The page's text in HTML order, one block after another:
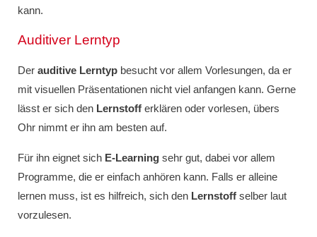
kann.
Auditiver Lerntyp
Der auditive Lerntyp besucht vor allem Vorlesungen, da er
mit visuellen Präsentationen nicht viel anfangen kann. Gerne
lässt er sich den Lernstoff erklären oder vorlesen, übers
Ohr nimmt er ihn am besten auf.
Für ihn eignet sich E-Learning sehr gut, dabei vor allem
Programme, die er einfach anhören kann. Falls er alleine
lernen muss, ist es hilfreich, sich den Lernstoff selber laut
vorzulesen.